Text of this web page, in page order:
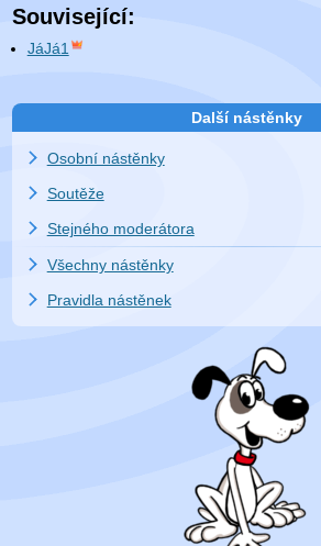
Související:
JáJá1
Další nástěnky
Osobní nástěnky
Soutěže
Stejného moderátora
Všechny nástěnky
Pravidla nástěnek